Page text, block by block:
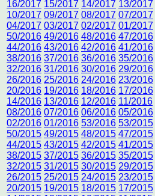
16/2017 15/2017 14/2017 13/2017
10/2017 09/2017 08/2017 07/2017
04/2017 03/2017 02/2017 01/2017
50/2016 49/2016 48/2016 47/2016
44/2016 43/2016 42/2016 41/2016
38/2016 37/2016 36/2016 35/2016
32/2016 31/2016 30/2016 29/2016
26/2016 25/2016 24/2016 23/2016
20/2016 19/2016 18/2016 17/2016
14/2016 13/2016 12/2016 11/2016
08/2016 07/2016 06/2016 05/2016
02/2016 01/2016 53/2016 53/2015
50/2015 49/2015 48/2015 47/2015
44/2015 43/2015 42/2015 41/2015
38/2015 37/2015 36/2015 35/2015
32/2015 31/2015 30/2015 29/2015
26/2015 25/2015 24/2015 23/2015
20/2015 19/2015 18/2015 17/2015